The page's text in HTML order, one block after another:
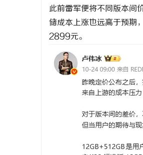
此前雷军便将不同版本间
储成本上涨也远高于预期
2899元。